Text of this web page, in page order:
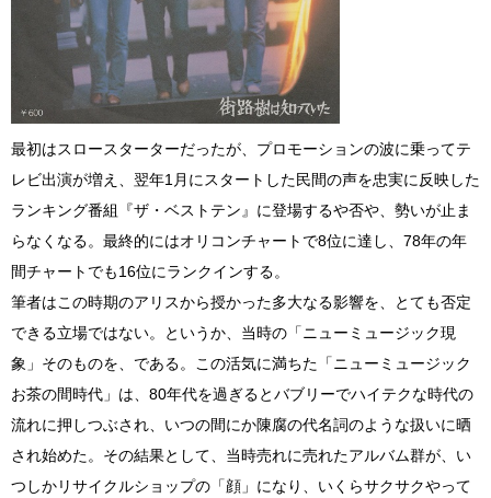
最初はスロースターターだったが、プロモーションの波に乗ってテ
レビ出演が増え、翌年1月にスタートした民間の声を忠実に反映した
ランキング番組『ザ・ベストテン』に登場するや否や、勢いが止ま
らなくなる。最終的にはオリコンチャートで8位に達し、78年の年
間チャートでも16位にランクインする。
筆者はこの時期のアリスから授かった多大なる影響を、とても否定
できる立場ではない。というか、当時の「ニューミュージック現
象」そのものを、である。この活気に満ちた「ニューミュージック
お茶の間時代」は、80年代を過ぎるとバブリーでハイテクな時代の
流れに押しつぶされ、いつの間にか陳腐の代名詞のような扱いに晒
され始めた。その結果として、当時売れに売れたアルバム群が、い
つしかリサイクルショップの「顔」になり、いくらサクサクやって